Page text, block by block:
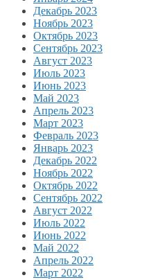
Декабрь 2023
Ноябрь 2023
Октябрь 2023
Сентябрь 2023
Август 2023
Июль 2023
Июнь 2023
Май 2023
Апрель 2023
Март 2023
Февраль 2023
Январь 2023
Декабрь 2022
Ноябрь 2022
Октябрь 2022
Сентябрь 2022
Август 2022
Июль 2022
Июнь 2022
Май 2022
Апрель 2022
Март 2022